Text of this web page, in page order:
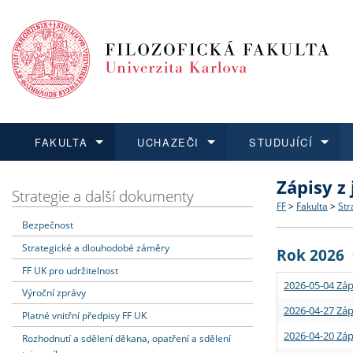
FAKULTA
Dozvědět se více
Struktura
Strategie
Podpora
UCHAZEČI
Podat přihlášku
Co
Učitelské
STUDUJÍCÍ
Dozvědět se více
Rigorózní
Dozvědět se více
O vědě a
Granty a
Dozvědět se více
Aktuální
Strategie a další dokumenty
Bezpečnost
Strategické a dlouhodobé záměry
FF UK pro udržitelnost
Výroční zprávy
Platné vnitřní předpisy FF UK
Rozhodnutí a sdělení děkana, opatření a sdělení
Zápisy
FF > Fakulta >
Rok 2026
2026-05-04
2026-04-27
2026-04-20